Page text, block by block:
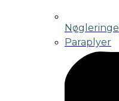
Nøgleringe
Paraplyer